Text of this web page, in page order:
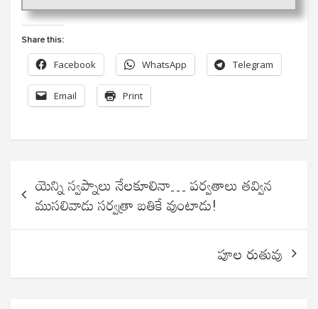
Share this:
Facebook WhatsApp Telegram
Email Print
navigation
యెన్ని స్వప్నాలు నేలకూలినా… పర్వతాలు తవ్విన
ముసలివాడు సర్వత్రా బతికే వుంటాడు!
పూల రుతువు